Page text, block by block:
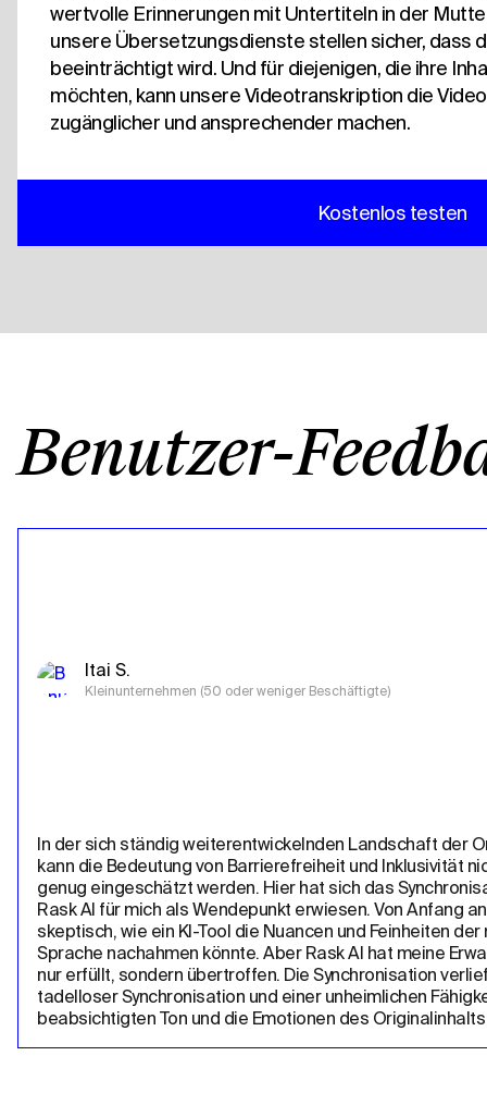
wertvolle Erinnerungen mit Untertiteln in der
unsere Übersetzungsdienste stellen sicher, dass
beeinträchtigt wird. Und für diejenigen, die ihre
möchten, kann unsere Videotranskription die
zugänglicher und ansprechender machen.
Kostenlos testen
Benutzer-
Itai S.
Kleinunternehmen (50 oder weniger Beschäftigte)
In der sich ständig weiterentwickelnden Landschaft der
kann die Bedeutung von Barrierefreiheit und Inklusivität
genug eingeschätzt werden. Hier hat sich das
Rask AI für mich als Wendepunkt erwiesen. Von Anfang
skeptisch, wie ein KI-Tool die Nuancen und Feinheiten
Sprache nachahmen könnte. Aber Rask AI hat meine
nur erfüllt, sondern übertroffen. Die Synchronisation
tadelloser Synchronisation und einer unheimlichen
beabsichtigten Ton und die Emotionen des